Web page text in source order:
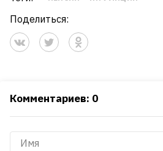
Поделиться:
Комментариев: 0